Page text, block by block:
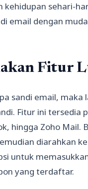
kehidupan sehari-
email dengan
Fitur
sandi email,
Fitur ini tersedia
hingga Zoho Mail.
diarahkan
untuk
yang terdaftar.